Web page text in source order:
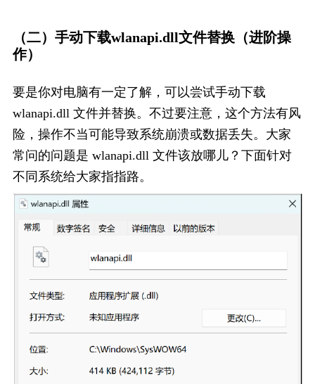
（二）手动下载wlanapi.dll文件替换（进阶操
作）
要是你对电脑有一定了解，可以尝试手动下载
wlanapi.dll 文件并替换。不过要注意，这个方法有风
险，操作不当可能导致系统崩溃或数据丢失。大家
常问的问题是 wlanapi.dll 文件该放哪儿？下面针对
不同系统给大家指指路。